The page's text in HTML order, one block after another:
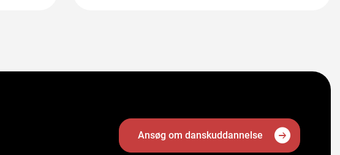
Ansøg om danskuddannelse